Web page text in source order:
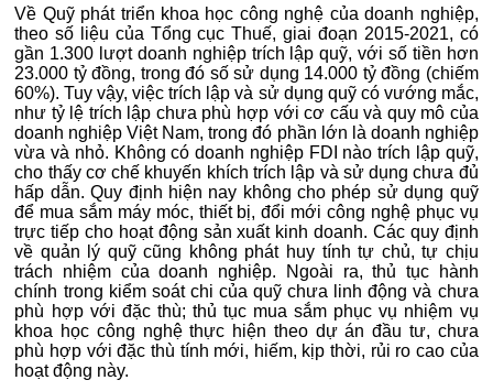
Về Quỹ phát triển khoa học công nghệ của doanh nghiệp,
theo số liệu của Tổng cục Thuế, giai đoạn 2015-2021, có
gần 1.300 lượt doanh nghiệp trích lập quỹ, với số tiền hơn
23.000 tỷ đồng, trong đó số sử dụng 14.000 tỷ đồng (chiếm
60%). Tuy vậy, việc trích lập và sử dụng quỹ có vướng mắc,
như tỷ lệ trích lập chưa phù hợp với cơ cấu và quy mô của
doanh nghiệp Việt Nam, trong đó phần lớn là doanh nghiệp
vừa và nhỏ. Không có doanh nghiệp FDI nào trích lập quỹ,
cho thấy cơ chế khuyến khích trích lập và sử dụng chưa đủ
hấp dẫn. Quy định hiện nay không cho phép sử dụng quỹ
để mua sắm máy móc, thiết bị, đổi mới công nghệ phục vụ
trực tiếp cho hoạt động sản xuất kinh doanh. Các quy định
về quản lý quỹ cũng không phát huy tính tự chủ, tự chịu
trách nhiệm của doanh nghiệp. Ngoài ra, thủ tục hành
chính trong kiểm soát chi của quỹ chưa linh động và chưa
phù hợp với đặc thù; thủ tục mua sắm phục vụ nhiệm vụ
khoa học công nghệ thực hiện theo dự án đầu tư, chưa
phù hợp với đặc thù tính mới, hiếm, kịp thời, rủi ro cao của
hoạt động này.